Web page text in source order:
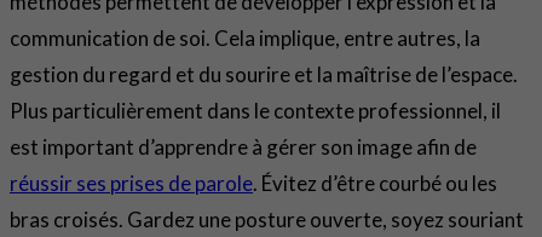
communication de soi. Cela implique, entre autres, la
gestion du regard et du sourire et la maîtrise de l’espace.
Plus particulièrement dans le contexte professionnel, il
est important d’apprendre à gérer son image afin de
réussir ses prises de parole. Évitez d’être courbé ou les
bras croisés. Gardez une posture ouverte, soyez souriant